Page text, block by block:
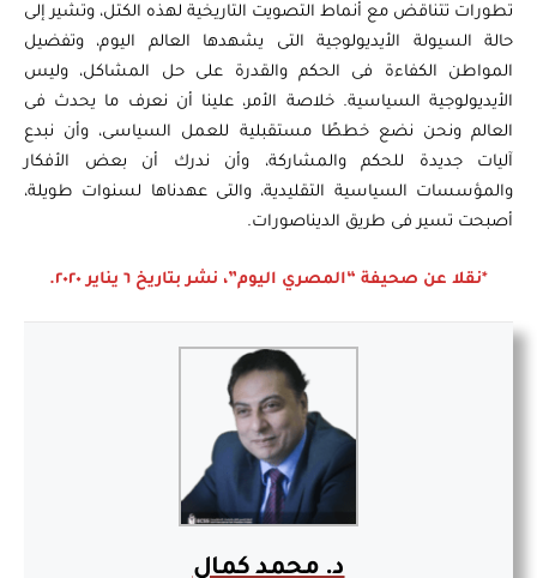
تطورات تتناقض مع أنماط التصويت التاريخية لهذه الكتل، وتشير إلى
حالة السيولة الأيديولوجية التى يشهدها العالم اليوم، وتفضيل
المواطن الكفاءة فى الحكم والقدرة على حل المشاكل، وليس
الأيديولوجية السياسية. خلاصة الأمر، علينا أن نعرف ما يحدث فى
العالم ونحن نضع خططًا مستقبلية للعمل السياسى، وأن نبدع
آليات جديدة للحكم والمشاركة، وأن ندرك أن بعض الأفكار
والمؤسسات السياسية التقليدية، والتى عهدناها لسنوات طويلة،
أصبحت تسير فى طريق الديناصورات.
*نقلا عن صحيفة “المصري اليوم”، نشر بتاريخ ٦ يناير ٢٠٢٠.
د. محمد كمال